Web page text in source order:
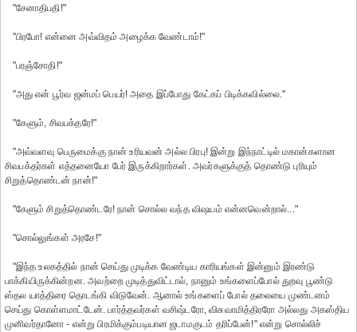
"சேனாதிபதி!"
"பிரபோ! என்னை அவ்விதம் அழைக்க வேண்டாம்!"
"பரஞ்சோதி!"
"அது என் பூர்வ ஜன்மப் பெயர்! அதை இப்போது கேட்கப் பிடிக்கவில்லை."
"கேளும், சிவபக்தரே!"
"அவ்வளவு பெருமைக்கு நான் உரியவன் அல்ல பிரபு! இன்று இந்நாட்டில் மகான்களான
சிவபக்தர்கள் எத்தனையோ பேர் இருக்கிறார்கள். அவர்களுக்குத் தொண்டு புரியும்
சிறுத்தொண்டன் நான்!"
"கேளும் சிறுத்தொண்டரே! நான் சொல்ல வந்த விஷயம் என்னவென்றால்..."
"சொல்லுங்கள் அரசே!"
"இந்த உலகத்தில் நான் செய்து முடிக்க வேண்டிய காரியங்கள் இன்னும் இரண்டு
பாக்கியிருக்கின்றன. அவற்றை முடித்துவிட்டால், நானும் உங்களைப்போல் துறவு பூண்டு
ஸ்தல யாத்திரை தொடங்கி விடுவேன். ஆனால் உங்களைப் போல் தலையை முண்டனம்
செய்து கொள்ளமாட்டேன். பார்த்தவர்கள் வசிஷ்டரோ, விசுவாமித்திரரோ அல்லது அகஸ்திய
முனிவர்தானோ - என்று பிரமிக்கும்படியான ஜடாமகுடம் தரிப்பேன்!" என்று சொல்லிச்